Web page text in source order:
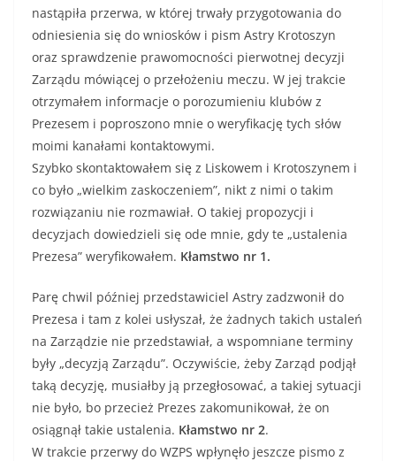
nastąpiła przerwa, w której trwały przygotowania do
odniesienia się do wniosków i pism Astry Krotoszyn
oraz sprawdzenie prawomocności pierwotnej decyzji
Zarządu mówiącej o przełożeniu meczu. W jej trakcie
otrzymałem informacje o porozumieniu klubów z
Prezesem i poproszono mnie o weryfikację tych słów
moimi kanałami kontaktowymi.
Szybko skontaktowałem się z Liskowem i Krotoszynem i
co było „wielkim zaskoczeniem”, nikt z nimi o takim
rozwiązaniu nie rozmawiał. O takiej propozycji i
decyzjach dowiedzieli się ode mnie, gdy te „ustalenia
Prezesa” weryfikowałem. Kłamstwo nr 1.
Parę chwil później przedstawiciel Astry zadzwonił do
Prezesa i tam z kolei usłyszał, że żadnych takich ustaleń
na Zarządzie nie przedstawiał, a wspomniane terminy
były „decyzją Zarządu”. Oczywiście, żeby Zarząd podjął
taką decyzję, musiałby ją przegłosować, a takiej sytuacji
nie było, bo przecież Prezes zakomunikował, że on
osiągnął takie ustalenia. Kłamstwo nr 2.
W trakcie przerwy do WZPS wpłynęło jeszcze pismo z